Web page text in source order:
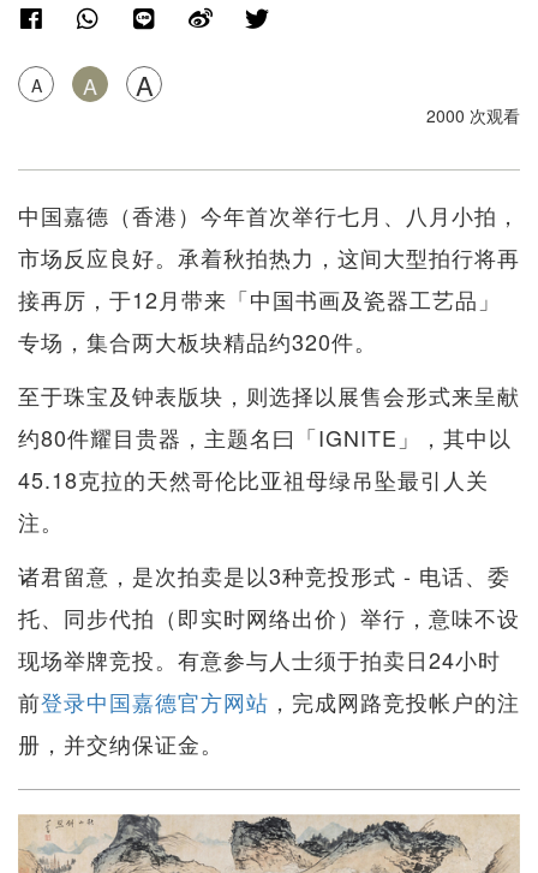
A A A
2000 次观看
中国嘉德（香港）今年首次举行七月、八月小拍，
市场反应良好。承着秋拍热力，这间大型拍行将再
接再厉，于12月带来「中国书画及瓷器工艺品」
专场，集合两大板块精品约320件。
至于珠宝及钟表版块，则选择以展售会形式来呈献
约80件耀目贵器，主题名曰「IGNITE」，其中以
45.18克拉的天然哥伦比亚祖母绿吊坠最引人关
注。
诸君留意，是次拍卖是以3种竞投形式 - 电话、委
托、同步代拍（即实时网络出价）举行，意味不设
现场举牌竞投。有意参与人士须于拍卖日24小时
前登录中国嘉德官方网站 ，完成网路竞投帐户的注
册，并交纳保证金。